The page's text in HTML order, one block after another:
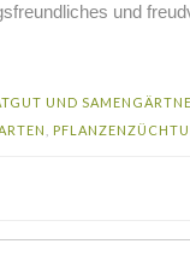
und
UND